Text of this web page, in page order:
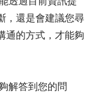
，還是會建議您尋
通的方式，才能夠
解答到您的問